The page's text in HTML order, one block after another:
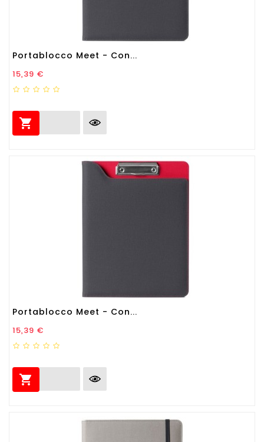
Portablocco Meet - Con...
Prezzo
15,39 €

Portablocco Meet - Con...
Prezzo
15,39 €
